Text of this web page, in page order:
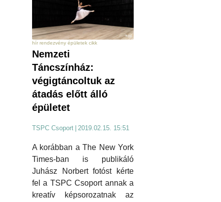
hír rendezvény épületek cikk
Nemzeti
Táncszínház:
végigtáncoltuk az
átadás előtt álló
épületet
TSPC Csoport 2019.02.15. 15:51
A korábban a The New York
Times-ban is publikáló
Juhász Norbert fotóst kérte
fel a TSPC Csoport annak a
kreatív képsorozatnak az